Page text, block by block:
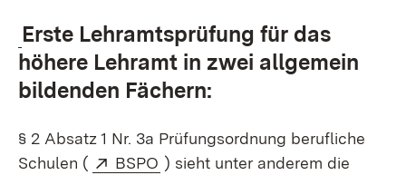
Erste Lehramtsprüfung für das
höhere Lehramt in zwei allgemein
bildenden Fächern:
§ 2 Absatz 1 Nr. 3a Prüfungsordnung berufliche
Schulen (
Extern:
BSPO (Öffnet in neuem Fenster)
) sieht unter anderem die